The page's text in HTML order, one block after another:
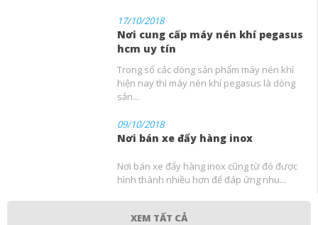
17/10/2018
Nơi cung cấp máy nén khí pegasus
hcm uy tín
Trong số các dòng sản phẩm máy nén khí
hiện nay thì máy nén khí pegasus là dòng
sản...
09/10/2018
Nơi bán xe đẩy hàng inox
Nơi bán xe đẩy hàng inox cũng từ đó được
hình thành nhiều hơn để đáp ứng nhu...
XEM TẤT CẢ